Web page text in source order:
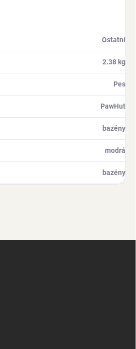
Ostatní
2.38 kg
Pes
PawHut
bazény
modrá
bazény